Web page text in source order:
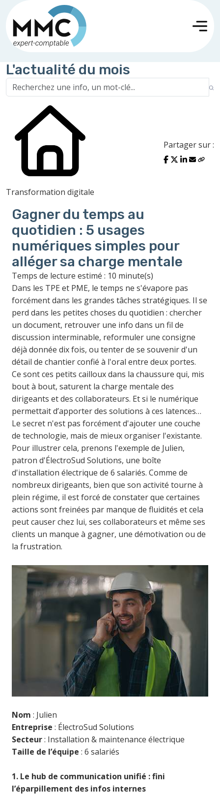
L'actualité du mois
Transformation digitale
Partager sur :
Gagner du temps au
quotidien : 5 usages
numériques simples pour
alléger sa charge mentale
Temps de lecture estimé : 10 minute(s)
Dans les TPE et PME, le temps ne s'évapore pas
forcément dans les grandes tâches stratégiques. Il se
perd dans les petites choses du quotidien : chercher
un document, retrouver une info dans un fil de
discussion interminable, reformuler une consigne
déjà donnée dix fois, ou tenter de se souvenir d'un
détail de chantier confié à l'oral entre deux portes.
Ce sont ces petits cailloux dans la chaussure qui, mis
bout à bout, saturent la charge mentale des
dirigeants et des collaborateurs. Et si le numérique
permettait d’apporter des solutions à ces latences…
Le secret n'est pas forcément d'ajouter une couche
de technologie, mais de mieux organiser l'existante.
Pour illustrer cela, prenons l'exemple de Julien,
patron d'ÉlectroSud Solutions, une boîte
d'installation électrique de 6 salariés. Comme de
nombreux dirigeants, bien que son activité tourne à
plein régime, il est forcé de constater que certaines
actions sont freinées par manque de fluidités et cela
peut causer chez lui, ses collaborateurs et même ses
clients un manque à gagner, une démotivation ou de
la frustration.
Nom : Julien
Entreprise : ÉlectroSud Solutions
Secteur: Installation & maintenance électrique
Taille de l’équipe : 6 salariés
1. Le hub de communication unifié : fini
l’éparpillement des infos internes